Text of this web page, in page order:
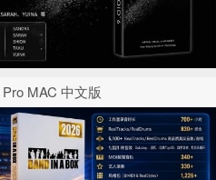
MAC 中文版